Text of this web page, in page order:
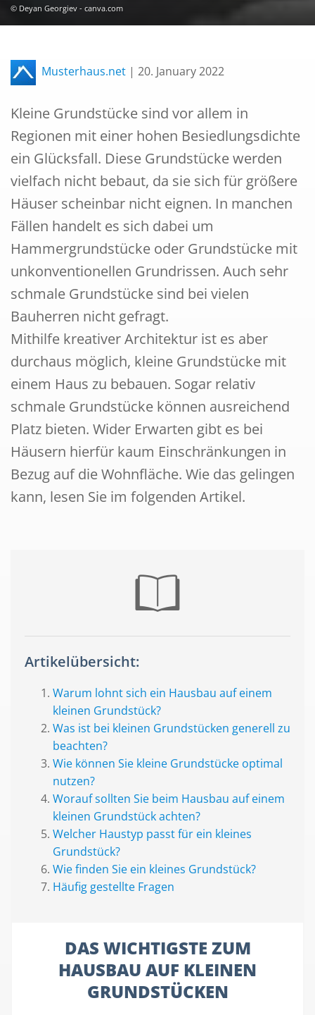
© Deyan Georgiev - canva.com
Musterhaus.net | 20. January 2022
Kleine Grundstücke sind vor allem in
Regionen mit einer hohen Besiedlungsdichte
ein Glücksfall. Diese Grundstücke werden
vielfach nicht bebaut, da sie sich für größere
Häuser scheinbar nicht eignen. In manchen
Fällen handelt es sich dabei um
Hammergrundstücke oder Grundstücke mit
unkonventionellen Grundrissen. Auch sehr
schmale Grundstücke sind bei vielen
Bauherren nicht gefragt.
Mithilfe kreativer Architektur ist es aber
durchaus möglich, kleine Grundstücke mit
einem Haus zu bebauen. Sogar relativ
schmale Grundstücke können ausreichend
Platz bieten. Wider Erwarten gibt es bei
Häusern hierfür kaum Einschränkungen in
Bezug auf die Wohnfläche. Wie das gelingen
kann, lesen Sie im folgenden Artikel.
Artikelübersicht:
Warum lohnt sich ein Hausbau auf einem
kleinen Grundstück?
Was ist bei kleinen Grundstücken generell zu
beachten?
Wie können Sie kleine Grundstücke optimal
nutzen?
Worauf sollten Sie beim Hausbau auf einem
kleinen Grundstück achten?
Welcher Haustyp passt für ein kleines
Grundstück?
Wie finden Sie ein kleines Grundstück?
Häufig gestellte Fragen
DAS WICHTIGSTE ZUM
HAUSBAU AUF KLEINEN
GRUNDSTÜCKEN